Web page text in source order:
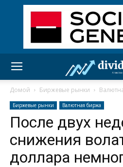
Домой Биржевые рынки
Биржевые рынки Валютная биржа
После двух
снижения
доллара